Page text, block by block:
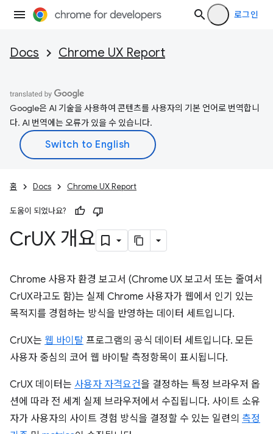
로그인
Docs Chrome UX Report
Google은 AI 기술을 사용하여 콘텐츠를 사용자의 기본 언어로 번역합니
다. AI 번역에는 오류가 있을 수 있습니다.
홈 Docs Chrome UX Report
도움이 되었나요?
CrUX 개요
Chrome 사용자 환경 보고서 (Chrome UX 보고서 또는 줄여서
CrUX라고도 함)는 실제 Chrome 사용자가 웹에서 인기 있는
목적지를 경험하는 방식을 반영하는 데이터 세트입니다.
CrUX는 웹 바이탈 프로그램의 공식 데이터 세트입니다. 모든
사용자 중심의 코어 웹 바이탈 측정항목이 표시됩니다.
CrUX 데이터는 사용자 자격요건을 결정하는 특정 브라우저 옵
션에 따라 전 세계 실제 브라우저에서 수집됩니다. 사이트 소유
자가 사용자의 사이트 경험 방식을 결정할 수 있는 일련의 측정